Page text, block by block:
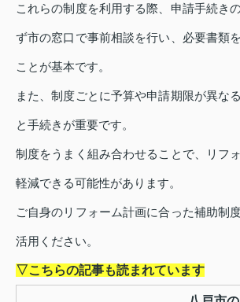
これらの制度を利用する際、申請手続き
ず市の窓口で事前相談を行い、必要書類
ことが基本です。
また、制度ごとに予算や申請期限が異な
と手続きが重要です。
制度をうまく組み合わせることで、リフ
軽減できる可能性があります。
ご自身のリフォーム計画に合った補助制
活用ください。
▽こちらの記事も読まれています